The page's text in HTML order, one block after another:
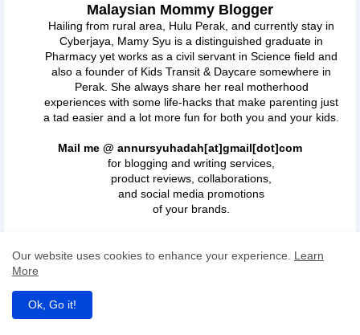
Malaysian Mommy Blogger
Hailing from rural area, Hulu Perak, and currently stay in
Cyberjaya, Mamy Syu is a distinguished graduate in
Pharmacy yet works as a civil servant in Science field and
also a founder of Kids Transit & Daycare somewhere in
Perak. She always share her real motherhood
experiences with some life-hacks that make parenting just
a tad easier and a lot more fun for both you and your kids.
Mail me @ annursyuhadah[at]gmail[dot]com
for blogging and writing services,
product reviews, collaborations,
and social media promotions
of your brands.
Our website uses cookies to enhance your experience. Learn
More
Ok, Go it!